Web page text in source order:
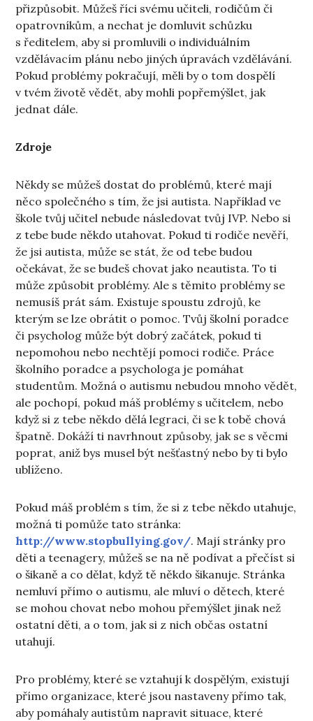
přizpůsobit. Můžeš říci svému učiteli, rodičům či
opatrovníkům, a nechat je domluvit schůzku
s ředitelem, aby si promluvili o individuálním
vzdělávacím plánu nebo jiných úpravách vzdělávání.
Pokud problémy pokračují, měli by o tom dospělí
v tvém životě vědět, aby mohli popřemýšlet, jak
jednat dále.
Zdroje
Někdy se můžeš dostat do problémů, které mají
něco společného s tím, že jsi autista. Například ve
škole tvůj učitel nebude následovat tvůj IVP. Nebo si
z tebe bude někdo utahovat. Pokud ti rodiče nevěří,
že jsi autista, může se stát, že od tebe budou
očekávat, že se budeš chovat jako neautista. To ti
může způsobit problémy. Ale s těmito problémy se
nemusíš prát sám. Existuje spoustu zdrojů, ke
kterým se lze obrátit o pomoc. Tvůj školní poradce
či psycholog může být dobrý začátek, pokud ti
nepomohou nebo nechtějí pomoci rodiče. Práce
školního poradce a psychologa je pomáhat
studentům. Možná o autismu nebudou mnoho vědět,
ale pochopí, pokud máš problémy s učitelem, nebo
když si z tebe někdo dělá legraci, či se k tobě chová
špatně. Dokáží ti navrhnout způsoby, jak se s věcmi
poprat, aniž bys musel být nešťastný nebo by ti bylo
ublíženo.
Pokud máš problém s tím, že si z tebe někdo utahuje,
možná ti pomůže tato stránka:
http://www.stopbullying.gov/. Mají stránky pro
děti a teenagery, můžeš se na ně podívat a přečíst si
o šikaně a co dělat, když tě někdo šikanuje. Stránka
nemluví přímo o autismu, ale mluví o dětech, které
se mohou chovat nebo mohou přemýšlet jinak než
ostatní děti, a o tom, jak si z nich občas ostatní
utahují.
Pro problémy, které se vztahují k dospělým, existují
přímo organizace, které jsou nastaveny přímo tak,
aby pomáhaly autistům napravit situace, které